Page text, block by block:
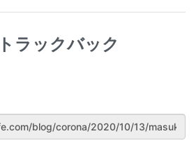
ラックバック